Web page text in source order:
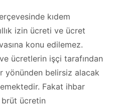
kıdem
izin ücreti ve ücret
konu edilemez.
ücretlerin işçi tarafından
yönünden belirsiz alacak
Fakat ihbar
brüt ücretin